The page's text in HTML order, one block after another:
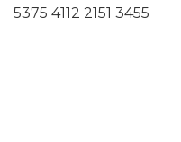
5375 4112 2151 3455